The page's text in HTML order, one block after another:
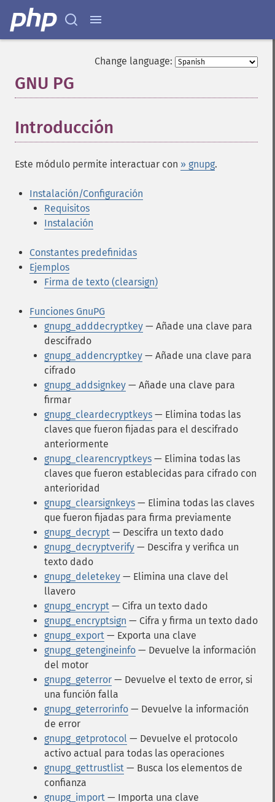
Change language:
GNU PG
Introducción
Este módulo permite interactuar con » gnupg.
Instalación/Configuración
Requisitos
Instalación
Constantes predefinidas
Ejemplos
Firma de texto (clearsign)
Funciones GnuPG
gnupg_adddecryptkey — Añade una clave para
descifrado
gnupg_addencryptkey — Añade una clave para
cifrado
gnupg_addsignkey — Añade una clave para
firmar
gnupg_cleardecryptkeys — Elimina todas las
claves que fueron fijadas para el descifrado
anteriormente
gnupg_clearencryptkeys — Elimina todas las
claves que fueron establecidas para cifrado con
anterioridad
gnupg_clearsignkeys — Elimina todas las claves
que fueron fijadas para firma previamente
gnupg_decrypt — Descifra un texto dado
gnupg_decryptverify — Descifra y verifica un
texto dado
gnupg_deletekey — Elimina una clave del
llavero
gnupg_encrypt — Cifra un texto dado
gnupg_encryptsign — Cifra y firma un texto dado
gnupg_export — Exporta una clave
gnupg_getengineinfo — Devuelve la información
del motor
gnupg_geterror — Devuelve el texto de error, si
una función falla
gnupg_geterrorinfo — Devuelve la información
de error
gnupg_getprotocol — Devuelve el protocolo
activo actual para todas las operaciones
gnupg_gettrustlist — Busca los elementos de
confianza
gnupg_import — Importa una clave